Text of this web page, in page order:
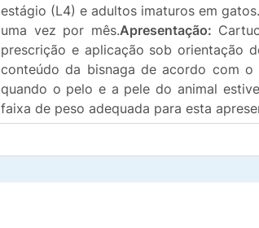
estágio (L4) e adultos imaturos em
uma vez por mês.Apresentação:
prescrição e aplicação sob orientação
conteúdo da bisnaga de acordo com
quando o pelo e a pele do animal
faixa de peso adequada para esta
Intervalo Volume Gatos até 4 kg 0,4